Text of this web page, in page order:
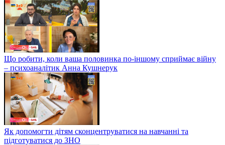
Що робити, коли ваша половинка по-іншому сприймає війну
– психоаналітик Анна Кушнерук
Як допомогти дітям сконцентруватися на навчанні та
підготуватися до ЗНО